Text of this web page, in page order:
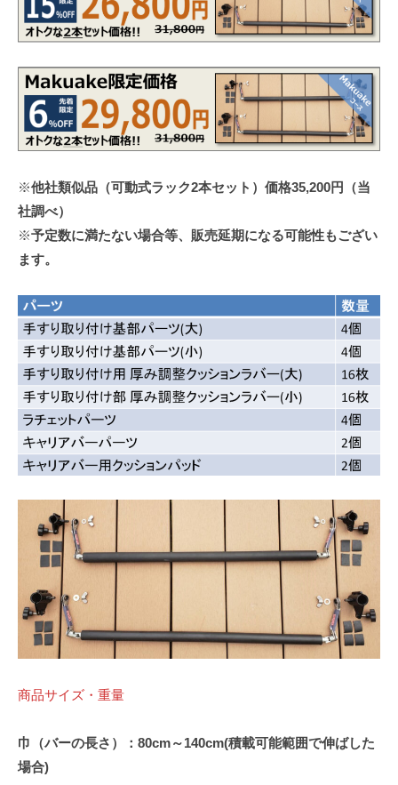
※他社類似品（可動式ラック2本セット）価格35,200円（当
社調べ）
※予定数に満たない場合等、販売延期になる可能性もござい
ます。
商品サイズ・重量
巾（バーの長さ）：80cm～140cm(積載可能範囲で伸ばした
場合)